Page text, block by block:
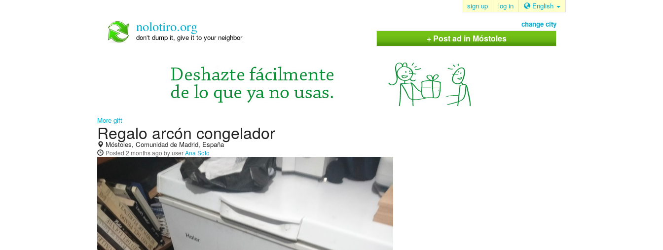
sign up log in English
nolotiro.org
don't dump it, give it to your neighbor
change city
+ Post ad in Móstoles
More gift
Regalo arcón congelador
Móstoles, Comunidad de Madrid, España
Posted 2 months ago by userAna Soto